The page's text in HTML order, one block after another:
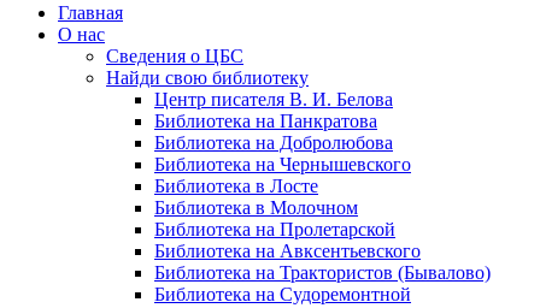
Главная
О нас
Сведения о ЦБС
Найди свою библиотеку
Центр писателя В. И. Белова
Библиотека на Панкратова
Библиотека на Добролюбова
Библиотека на Чернышевского
Библиотека в Лосте
Библиотека в Молочном
Библиотека на Пролетарской
Библиотека на Авксентьевского
Библиотека на Трактористов (Бывалово)
Библиотека на Судоремонтной